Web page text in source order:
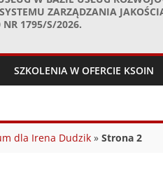
ZARZĄDZANIA
NR 1795/S/2026.
SZKOLENIA W OFERCIE KSOIN
dla Irena Dudzik » Strona 2